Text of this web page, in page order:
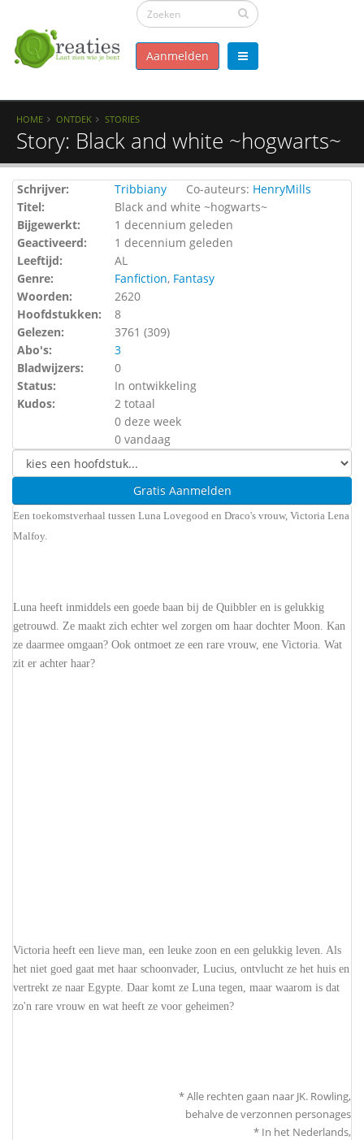
Aanmelden
HOME ONTDEK STORIES
Story: Black and white ~hogwarts~
Schrijver: Tribbiany Co-auteurs: HenryMills
Titel:
Black and white ~hogwarts~
Bijgewerkt:
1 decennium geleden
Geactiveerd:
1 decennium geleden
Leeftijd:
AL
Genre:
Fanfiction, Fantasy
Woorden:
2620
Hoofdstukken:
8
Gelezen:
3761 (309)
Abo's:
3
Bladwijzers:
0
Status:
In ontwikkeling
Kudos:
2 totaal
0 deze week
0 vandaag
Gratis Aanmelden
Een toekomstverhaal tussen Luna Lovegood en Draco's vrouw, Victoria Lena
Malfoy.
Luna heeft inmiddels een goede baan bij de Quibbler en is gelukkig
getrouwd. Ze maakt zich echter wel zorgen om haar dochter Moon. Kan
ze daarmee omgaan? Ook ontmoet ze een rare vrouw, ene Victoria. Wat
zit er achter haar?
Victoria heeft een lieve man, een leuke zoon en een gelukkig leven. Als
het niet goed gaat met haar schoonvader, Lucius, ontvlucht ze het huis en
vertrekt ze naar Egypte. Daar komt ze Luna tegen, maar waarom is dat
zo'n rare vrouw en wat heeft ze voor geheimen?
* Alle rechten gaan naar JK. Rowling,
behalve de verzonnen personages
* In het Nederlands,